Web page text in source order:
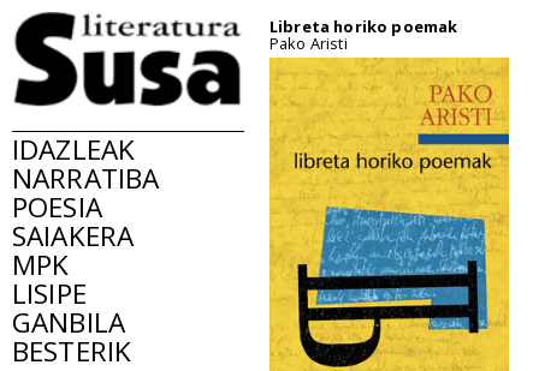
IDAZLEAK
NARRATIBA
POESIA
SAIAKERA
MPK
LISIPE
GANBILA
BESTERIK
Libreta horiko poemak
Pako Aristi